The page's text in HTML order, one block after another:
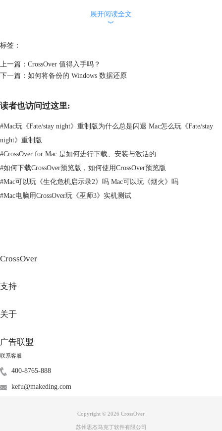
图2：存储
3、接下来就会跳出一个小窗口表示扩展名吧不正确，点击“使
来的文件了，接下来我们将其保存好就可以了。
以上就是对于如何备份已经安装的 Windows 应用程序的相关介绍，有需
展开阅读全文
︾
标签：
上一篇： CrossOver 值得入手吗？
下一篇： 如何将备份的 Windows 数据还原
读者也访问过这里:
#Mac玩《Fate/stay night》重制版为什么总是闪退 Mac怎么玩《Fate/stay
night》重制版
#CrossOver for Mac 是如何进行下载、安装与激活的
#如何下载CrossOver预览版，如何使用CrossOver预览版
#Mac可以玩《生化危机启示录2》吗 Mac可以玩《烟火》吗
#Mac电脑用CrossOver玩《巫师3》实机测试
CrossOver
支持
关于
广告联盟
联系客服
400-8765-888
kefu@makeding.com
Copyright © 2026 CrossOver
苏州思杰马克丁软件有限公司